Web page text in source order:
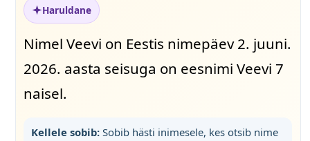
Haruldane
Nimel Veevi on Eestis nimepäev 2. juuni.
2026. aasta seisuga on eesnimi Veevi 7
naisel.
Kellele sobib:Sobib hästi inimesele, kes otsib nime